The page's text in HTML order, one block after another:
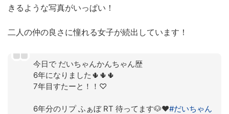
きるような写真がいっぱい！
二人の仲の良さに憧れる女子が続出しています！
今日で だいちゃんかんちゃん歴
6年になりました🌵🌵🌵
7年目すたーと！！♡
6年分のリプ ふぁぼ RT 待ってます🐶❤️#だいちゃん